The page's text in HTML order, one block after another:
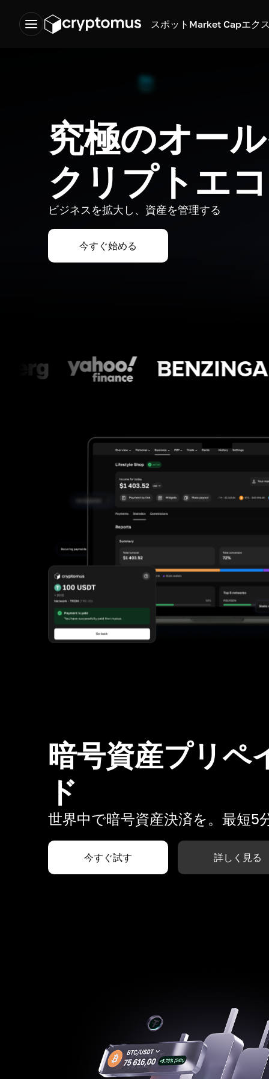
スポット Market Capエク
究極のオー
クリプトエ
ビジネスを拡大し、資産を管理する
今すぐ始める
暗号資産プリペ
ド
世界中で暗号資産決済を。最短5
今すぐ試す 詳しく見る